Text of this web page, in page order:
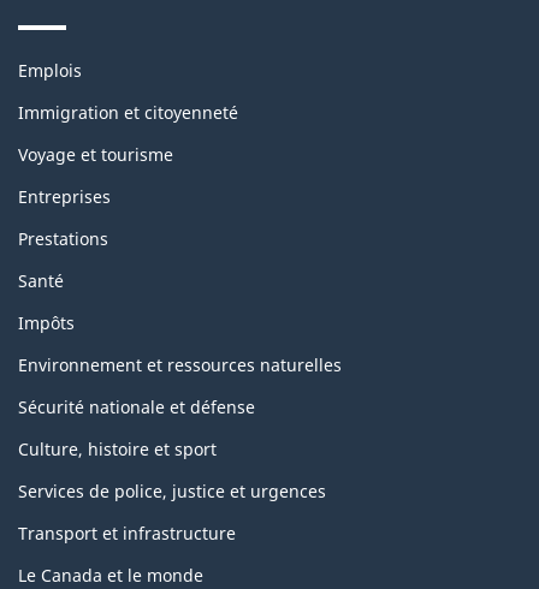
Thèmes
sujets
Emplois
Immigration et citoyenneté
Voyage et tourisme
Entreprises
Prestations
Santé
Impôts
Environnement et ressources naturelles
Sécurité nationale et défense
Culture, histoire et sport
Services de police, justice et urgences
Transport et infrastructure
Le Canada et le monde